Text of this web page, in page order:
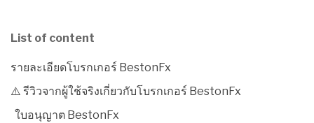
List of content
รายละเอียดโบรกเกอร์ BestonFx
⚠️ รีวิวจากผู้ใช้จริงเกี่ยวกับโบรกเกอร์ BestonFx
ใบอนุญาต BestonFx